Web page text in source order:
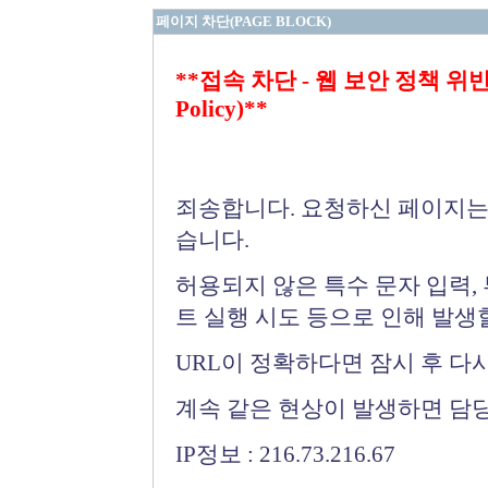
페이지 차단(PAGE BLOCK)
**접속 차단 - 웹 보안 정책 위
Policy)**
죄송합니다. 요청하신 페이지
습니다.
허용되지 않은 특수 문자 입력
트 실행 시도 등으로 인해 발생
URL이 정확하다면 잠시 후 다
계속 같은 현상이 발생하면 담
IP정보 : 216.73.216.67